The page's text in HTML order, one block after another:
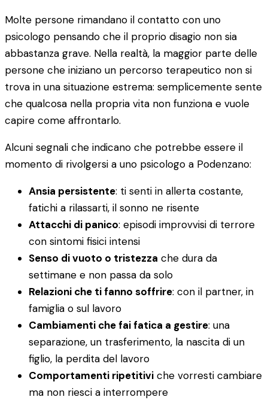
Molte persone rimandano il contatto con uno
psicologo pensando che il proprio disagio non sia
abbastanza grave. Nella realtà, la maggior parte delle
persone che iniziano un percorso terapeutico non si
trova in una situazione estrema: semplicemente sente
che qualcosa nella propria vita non funziona e vuole
capire come affrontarlo.
Alcuni segnali che indicano che potrebbe essere il
momento di rivolgersi a uno psicologo a Podenzano:
Ansia persistente: ti senti in allerta costante,
fatichi a rilassarti, il sonno ne risente
Attacchi di panico: episodi improvvisi di terrore
con sintomi fisici intensi
Senso di vuoto o tristezza che dura da
settimane e non passa da solo
Relazioni che ti fanno soffrire: con il partner, in
famiglia o sul lavoro
Cambiamenti che fai fatica a gestire: una
separazione, un trasferimento, la nascita di un
figlio, la perdita del lavoro
Comportamenti ripetitivi che vorresti cambiare
ma non riesci a interrompere